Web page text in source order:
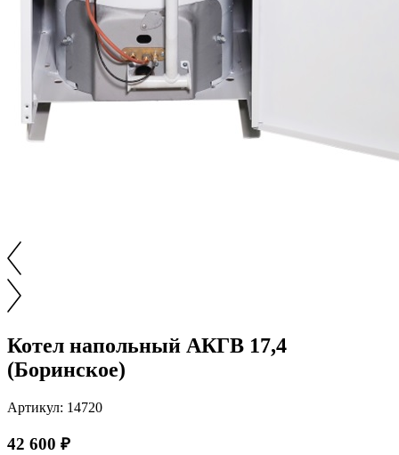
Котел напольный АКГВ 17,4
(Боринское)
Артикул: 14720
42 600 ₽